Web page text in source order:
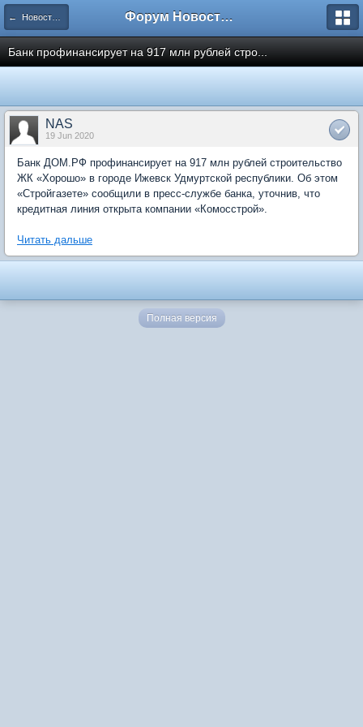
← Новости рынка недвижимости Форум Новостройки
Банк профинансирует на 917 млн рублей стро...
NAS
19 Jun 2020
Банк ДОМ.РФ профинансирует на 917 млн рублей строительство
ЖК «Хорошо» в городе Ижевск Удмуртской республики. Об этом
«Стройгазете» сообщили в пресс-службе банка, уточнив, что
кредитная линия открыта компании «Комосстрой».
Читать дальше
Полная версия